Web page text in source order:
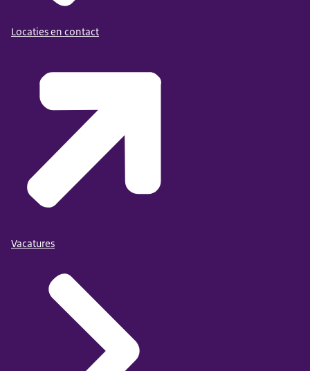
Locaties en contact
Vacatures